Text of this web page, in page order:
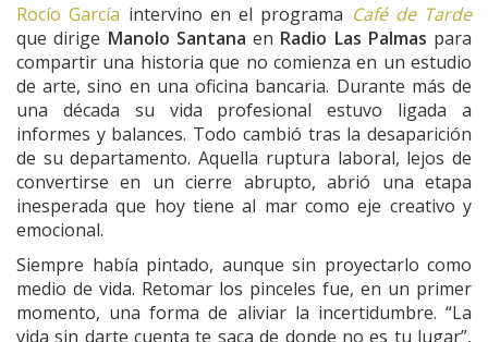
Rocío García intervino en el programa Café de Tarde
que dirige Manolo Santana en Radio Las Palmas para
compartir una historia que no comienza en un estudio
de arte, sino en una oficina bancaria. Durante más de
una década su vida profesional estuvo ligada a
informes y balances. Todo cambió tras la desaparición
de su departamento. Aquella ruptura laboral, lejos de
convertirse en un cierre abrupto, abrió una etapa
inesperada que hoy tiene al mar como eje creativo y
emocional.
Siempre había pintado, aunque sin proyectarlo como
medio de vida. Retomar los pinceles fue, en un primer
momento, una forma de aliviar la incertidumbre. “La
vida sin darte cuenta te saca de donde no es tu lugar”,